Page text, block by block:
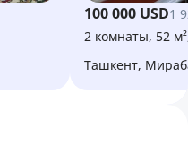
100 000 USD1
2 комнаты, 52
Ташкент,